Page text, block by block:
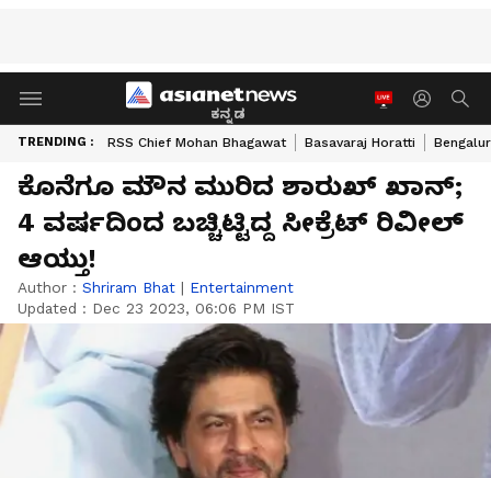
ಕನ್ನಡ
TRENDING : RSS Chief Mohan Bhagawat Basavaraj Horatti
ಕೊನೆಗೂ ಮೌನ ಮುರಿದ ಶಾರುಖ್ ಖಾನ್;
4 ವರ್ಷದಿಂದ ಬಚ್ಚಿಟ್ಟಿದ್ದ ಸೀಕ್ರೆಟ್ ರಿವೀಲ್
ಆಯ್ತು!
Author : Shriram Bhat | Entertainment
Updated : Dec 23 2023, 06:06 PM IST